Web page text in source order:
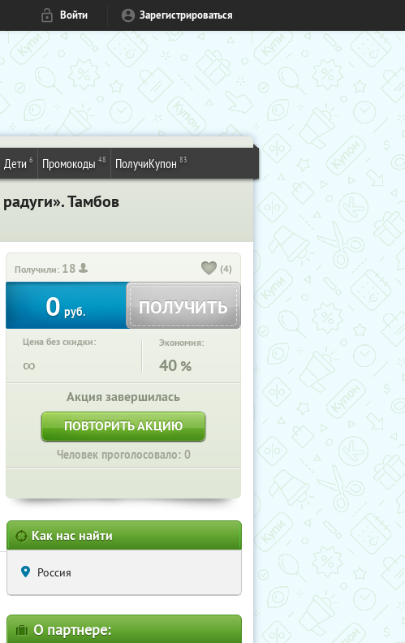
Войти Зарегистрироваться
Дети 6 Промокоды 48 ПолучиКупон 83
Тамбов
Получили: 18 (4)
0 руб. ПОЛУЧИТЬ
Цена без скидки:
∞
Экономия:
40 %
Акция завершилась
ПОВТОРИТЬ АКЦИЮ
Человек проголосовало: 0
Как нас найти
Россия
О партнере: